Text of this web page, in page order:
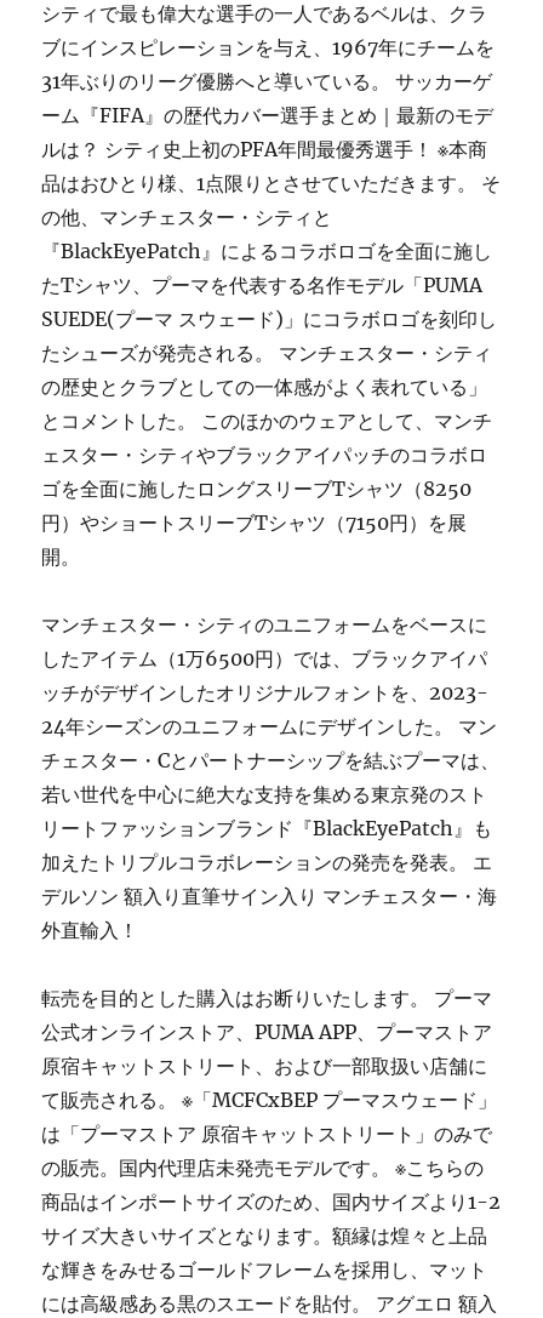
シティで最も偉大な選手の一人であるベルは、クラ
ブにインスピレーションを与え、1967年にチームを
31年ぶりのリーグ優勝へと導いている。 サッカーゲ
ーム『FIFA』の歴代カバー選手まとめ｜最新のモデ
ルは？ シティ史上初のPFA年間最優秀選手！ ※本商
品はおひとり様、1点限りとさせていただきます。 そ
の他、マンチェスター・シティと
『BlackEyePatch』によるコラボロゴを全面に施し
たTシャツ、プーマを代表する名作モデル「PUMA
SUEDE(プーマ スウェード)」にコラボロゴを刻印し
たシューズが発売される。 マンチェスター・シティ
の歴史とクラブとしての一体感がよく表れている」
とコメントした。 このほかのウェアとして、マンチ
ェスター・シティやブラックアイパッチのコラボロ
ゴを全面に施したロングスリーブTシャツ（8250
円）やショートスリーブTシャツ（7150円）を展
開。
マンチェスター・シティのユニフォームをベースに
したアイテム（1万6500円）では、ブラックアイパ
ッチがデザインしたオリジナルフォントを、2023-
24年シーズンのユニフォームにデザインした。 マン
チェスター・Cとパートナーシップを結ぶプーマは、
若い世代を中心に絶大な支持を集める東京発のスト
リートファッションブランド『BlackEyePatch』も
加えたトリプルコラボレーションの発売を発表。 エ
デルソン 額入り直筆サイン入り マンチェスター・海
外直輸入！
転売を目的とした購入はお断りいたします。 プーマ
公式オンラインストア、PUMA APP、プーマストア
原宿キャットストリート、および一部取扱い店舗に
て販売される。 ※「MCFCxBEP プーマスウェード」
は「プーマストア 原宿キャットストリート」のみで
の販売。国内代理店未発売モデルです。 ※こちらの
商品はインポートサイズのため、国内サイズより1-2
サイズ大きいサイズとなります。額縁は煌々と上品
な輝きをみせるゴールドフレームを採用し、マット
には高級感ある黒のスエードを貼付。 アグエロ 額入